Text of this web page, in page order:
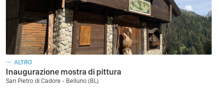
ALTRO
Inaugurazione mostra di pittura
San Pietro di Cadore - Belluno (BL)